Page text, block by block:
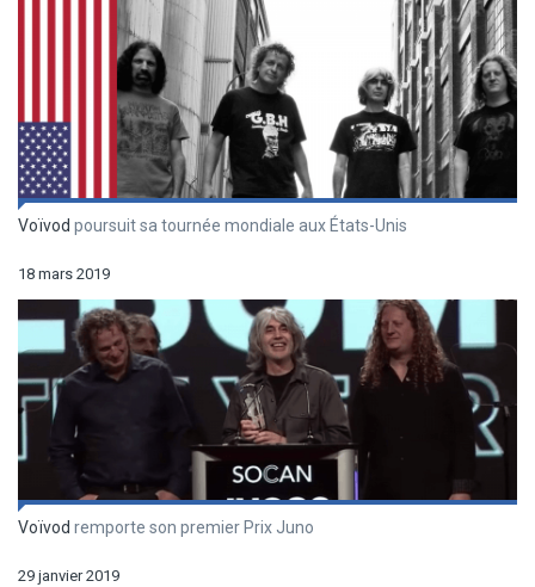
Voïvod poursuit sa tournée mondiale aux États-Unis
18 mars 2019
Voïvod remporte son premier Prix Juno
29 janvier 2019